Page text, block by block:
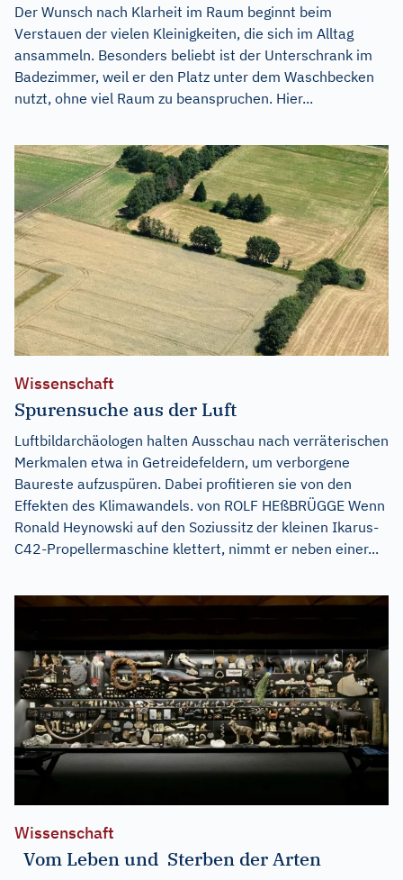
Der Wunsch nach Klarheit im Raum beginnt beim
Verstauen der vielen Kleinigkeiten, die sich im Alltag
ansammeln. Besonders beliebt ist der Unterschrank im
Badezimmer, weil er den Platz unter dem Waschbecken
nutzt, ohne viel Raum zu beanspruchen. Hier...
Wissenschaft
Spurensuche aus der Luft
Luftbildarchäologen halten Ausschau nach verräterischen
Merkmalen etwa in Getreidefeldern, um verborgene
Baureste aufzuspüren. Dabei profitieren sie von den
Effekten des Klimawandels. von ROLF HEßBRÜGGE Wenn
Ronald Heynowski auf den Soziussitz der kleinen Ikarus-
C42-Propellermaschine klettert, nimmt er neben einer...
Wissenschaft
Vom Leben und Sterben der Arten